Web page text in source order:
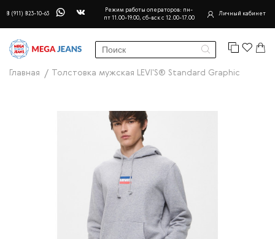
8 (911) 823-10-63
Режим работы операторов: пн-
пт 11.00-19.00, сб-вск с 12.00-17.00
Личный кабинет
Главная Толстовка мужская LEVI'S® Standard Graphic